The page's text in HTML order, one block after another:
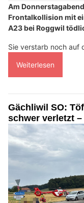
Am
Frontalkollision mit
A23 bei Roggwil
Sie verstarb noch auf
Weiterlesen
Gächliwil SO:
schwer verletzt